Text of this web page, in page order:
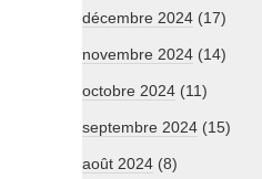
décembre 2024 (17)
novembre 2024 (14)
octobre 2024 (11)
septembre 2024 (15)
août 2024 (8)